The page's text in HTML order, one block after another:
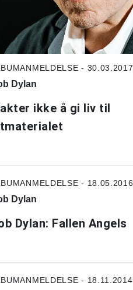
- 30.03.2017
Dylan
ikke å gi liv til
- 18.05.2016
Dylan
Dylan: Fallen Angels
- 18.11.2014